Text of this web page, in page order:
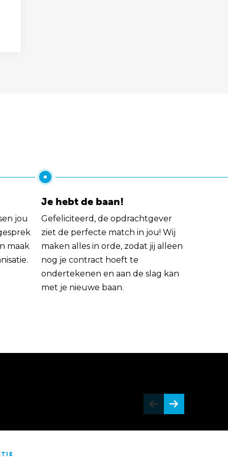
jou
maak
Je hebt de baan!
Gefeliciteerd, de opdrachtgever
ziet de perfecte match in jou! Wij
maken alles in orde, zodat jij alleen
nog je contract hoeft te
ondertekenen en aan de slag kan
met je nieuwe baan.